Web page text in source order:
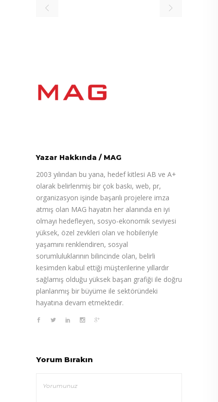
Yazar Hakkında / MAG
2003 yılından bu yana, hedef kitlesi AB ve A+
olarak belirlenmiş bir çok baskı, web, pr,
organizasyon işinde başarılı projelere imza
atmış olan MAG hayatın her alanında en iyi
olmayı hedefleyen, sosyo-ekonomik seviyesi
yüksek, özel zevkleri olan ve hobileriyle
yaşamını renklendiren, sosyal
sorumluluklarının bilincinde olan, belirli
kesimden kabul ettiği müşterilerine yıllardır
sağlamış olduğu yüksek başarı grafiği ile doğru
planlanmış bir büyüme ile sektöründeki
hayatına devam etmektedir.
Yorum Bırakın